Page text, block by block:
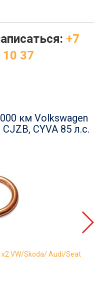
+7
37
км Volkswagen
CYVA 85 л.с.
VW/Skoda/ Audi/Seat